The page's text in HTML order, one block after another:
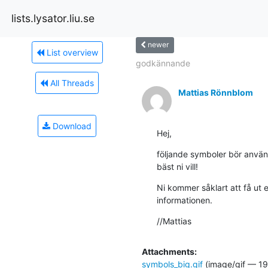
lists.lysator.liu.se
List overview
All Threads
Download
newer
godkännande
Mattias Rönnblom
Hej,
följande symboler bör
bäst ni vill!
Ni kommer såklart att få ut
informationen.
//Mattias
Attachments:
symbols_big.gif(image/gif —